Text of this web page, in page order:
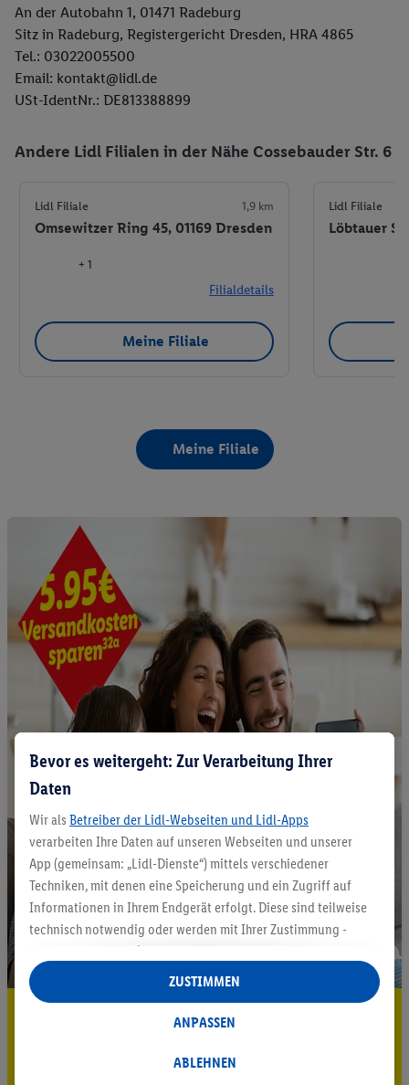
An der Autobahn 1, 01471 Radeburg
Sitz in Radeburg, Registergericht Dresden, HRA 4865
Tel.: 03022005500
Email: kontakt@lidl.de
USt-IdentNr.: DE813388899
Andere Lidl Filialen in der Nähe Cossebauder Str. 6
Lidl Filiale 1,9 km
Omsewitzer Ring 45, 01169 Dresden
+ 1
Filialdetails
Meine Filiale
Lidl Filiale
Löbtauer
Meine Filiale
5.95 € Versand sparen³²ᵃ
Bevor es weitergeht: Zur Verarbeitung Ihrer
Daten
Wir als Betreiber der Lidl-Webseiten und Lidl-Apps
verarbeiten Ihre Daten auf unseren Webseiten und unserer
App (gemeinsam: „Lidl-Dienste“) mittels verschiedener
Techniken, mit denen eine Speicherung und ein Zugriff auf
Informationen in Ihrem Endgerät erfolgt. Diese sind teilweise
technisch notwendig oder werden mit Ihrer Zustimmung -
auch durch Partner (u.a.
Verantwortliche; im Zusammenhang mit dem IAB TCF
insgesamt
Statistik-Erstellung oder für personalisierte Werbung
Datenverarbeitungen für personalisierte Werbung werden
ABLEHNEN
ANPASSEN
ZUSTIMMEN